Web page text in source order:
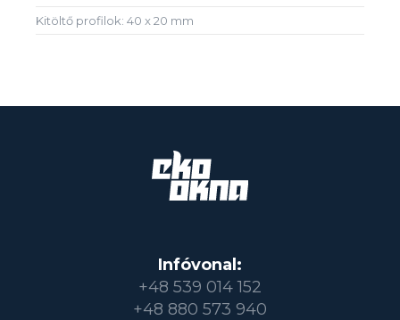
Kitöltő profilok: 40 x 20 mm
Infóvonal:
+48 539 014 152
+48 880 573 940